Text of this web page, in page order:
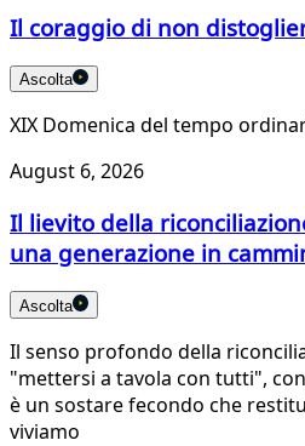
Il coraggio di non
Ascolta
XIX Domenica del tempo
August 6, 2026
Il lievito della
una generazione in
Ascolta
Il senso profondo della
"mettersi a tavola con tutti",
è un sostare fecondo che
viviamo